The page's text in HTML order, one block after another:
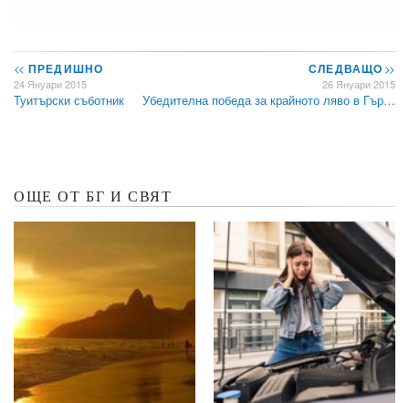
<< ПРЕДИШНО
24 Януари 2015
Туитърски съботник
СЛЕДВАЩО>>
26 Януари 2015
Убедителна победа за крайното ляво в Гър…
ОЩЕ ОТ БГ И СВЯТ